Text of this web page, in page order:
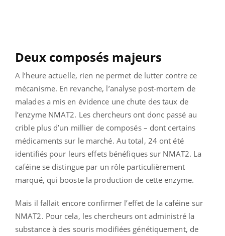
Deux composés majeurs
A l’heure actuelle, rien ne permet de lutter contre ce
mécanisme. En revanche, l’analyse post-mortem de
malades a mis en évidence une chute des taux de
l’enzyme NMAT2. Les chercheurs ont donc passé au
crible plus d’un millier de composés – dont certains
médicaments sur le marché. Au total, 24 ont été
identifiés pour leurs effets bénéfiques sur NMAT2. La
caféine se distingue par un rôle particulièrement
marqué, qui booste la production de cette enzyme.
Mais il fallait encore confirmer l’effet de la caféine sur
NMAT2. Pour cela, les chercheurs ont administré la
substance à des souris modifiées génétiquement, de